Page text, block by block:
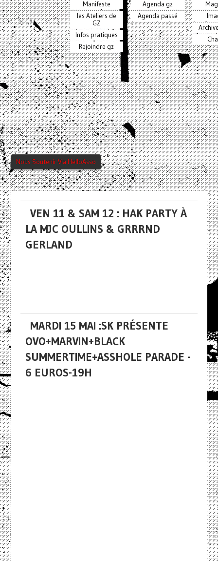
Manifeste
les Ateliers de
GZ
Infos pratiques
Rejoindre gz
Agenda gz
Agenda passé
Nous Soutenir Via HelloAsso
VEN 11 & SAM 12 : HAK PARTY À
LA MJC OULLINS & GRRRND
GERLAND
MARDI 15 MAI :SK PRÉSENTE
OVO+MARVIN+BLACK
SUMMERTIME+ASSHOLE PARADE -
6 EUROS-19H